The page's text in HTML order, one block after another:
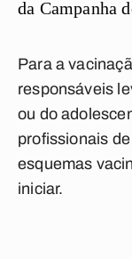
da Campanha
Para a
responsáveis
ou do
profissionais
esquemas
iniciar.